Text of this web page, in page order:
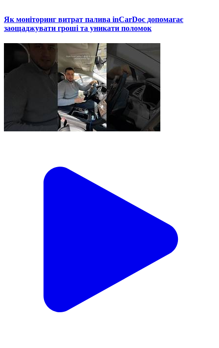
Як моніторинг витрат палива inCarDoc допомагає
заощаджувати гроші та уникати поломок